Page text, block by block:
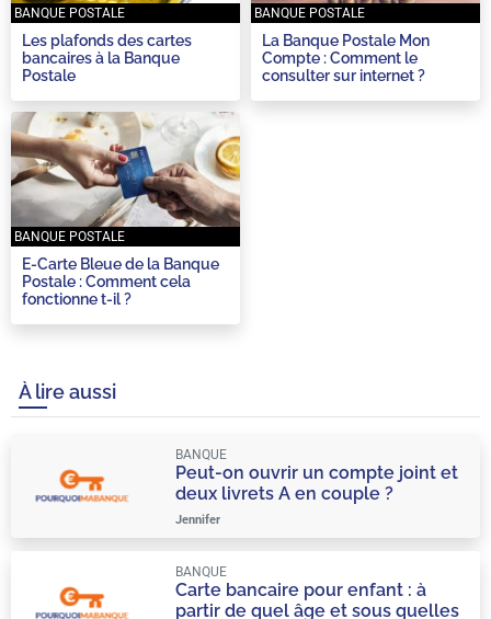
Les plafonds des cartes
bancaires à la Banque
Postale
BANQUE POSTALE
La Banque Postale Mon
Compte : Comment le
consulter sur internet ?
BANQUE POSTALE
E-Carte Bleue de la Banque
Postale : Comment cela
fonctionne t-il ?
BANQUE POSTALE
À lire aussi
Peut-on ouvrir un compte joint et
deux livrets A en couple ?
BANQUE
Jennifer
Carte bancaire pour enfant : à
partir de quel âge et sous quelles
BANQUE